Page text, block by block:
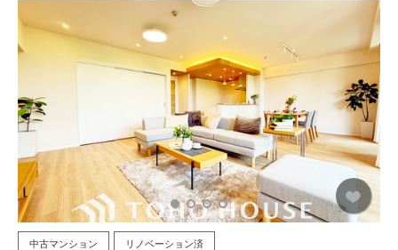
中古マンション リノベーション済